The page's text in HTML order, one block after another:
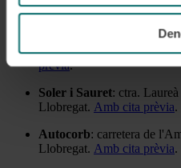
Oficines deTeisa: carrer
Autocars Font: carrer
prèvia.
Soler i Sauret: ctra.
Llobregat. Amb cita prèvia.
Autocorb: carretera de
Llobregat. Amb cita prèvia.